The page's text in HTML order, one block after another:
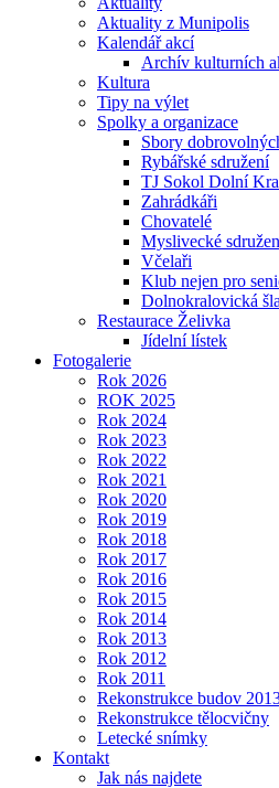
Aktuality z Munipolis
Kalendář akcí
Archív kulturních
Kultura
Tipy na výlet
Spolky a organizace
Sbory
Rybářské sdružení
TJ Sokol Dolní
Zahrádkáři
Chovatelé
Myslivecké
Včelaři
Klub nejen pro
Dolnokralovická
Restaurace Želivka
Jídelní lístek
Fotogalerie
Rok 2026
ROK 2025
Rok 2024
Rok 2023
Rok 2022
Rok 2021
Rok 2020
Rok 2019
Rok 2018
Rok 2017
Rok 2016
Rok 2015
Rok 2014
Rok 2013
Rok 2012
Rok 2011
Rekonstrukce budov
Rekonstrukce tělocvičny
Letecké snímky
Kontakt
Jak nás najdete